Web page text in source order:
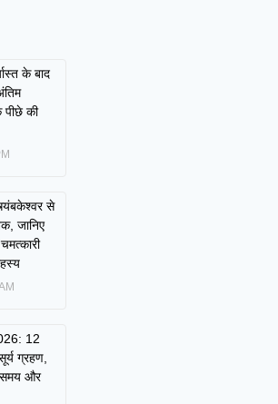
के बाद
पीछे की
से
जानिए
12
ग्रहण,
समय और